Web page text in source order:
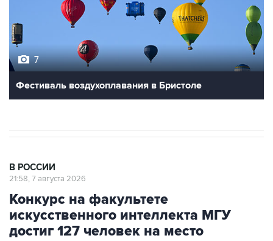
7
Фестиваль воздухоплавания в Бристоле
В РОССИИ
21:58, 7 августа 2026
Конкурс на факультете
искусственного интеллекта МГУ
достиг 127 человек на место